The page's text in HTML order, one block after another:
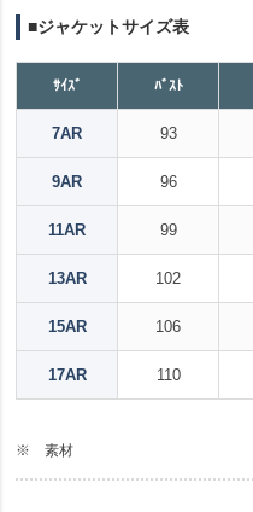
■ジャケットサイズ表
ｻｲｽﾞ ﾊﾞｽﾄ
7AR 93
9AR 96
11AR 99
13AR 102
15AR 106
17AR 110
※ 素材